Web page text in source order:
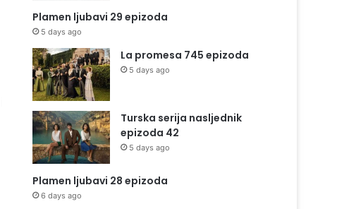
Plamen ljubavi 29 epizoda
5 days ago
La promesa 745 epizoda
5 days ago
Turska serija nasljednik
epizoda 42
5 days ago
Plamen ljubavi 28 epizoda
6 days ago